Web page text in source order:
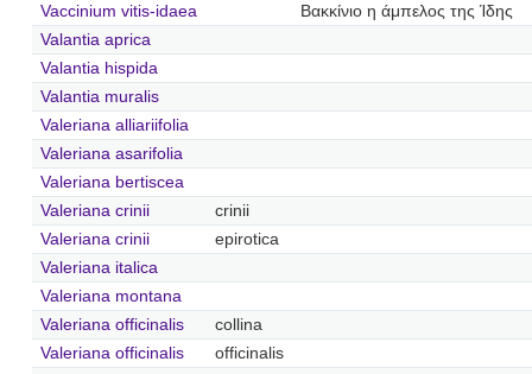
Vaccinium vitis-idaea
Βακκίνιο η άμπελος της Ίδης
Valantia aprica
Valantia hispida
Valantia muralis
Valeriana alliariifolia
Valeriana asarifolia
Valeriana bertiscea
Valeriana crinii
crinii
Valeriana crinii
epirotica
Valeriana italica
Valeriana montana
Valeriana officinalis
collina
Valeriana officinalis
officinalis